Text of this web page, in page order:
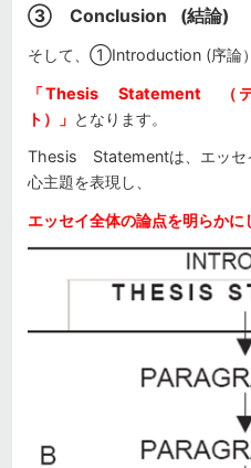
③ Conclusion (結論)
そして、①Introduction (序論
「Thesis Statement （
ト）」 となります。
Thesis Statementは、エッ
心主題を表現し、
エッセイ全体の論点を明らかに